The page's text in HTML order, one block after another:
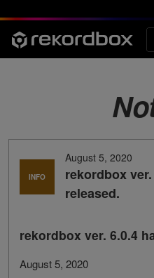
INFO
August 5, 2020
rekordbox
released.
rekordbox ver. 6.0.4
August 5, 2020